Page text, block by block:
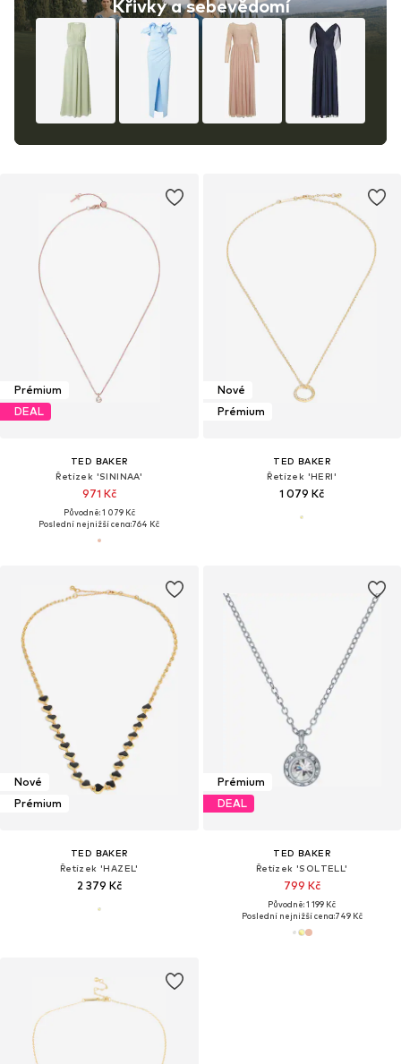
Křivky a sebevědomí
Prémium
DEAL
TED BAKER
Řetízek 'SININAA'
971 Kč
Původně: 1 079 Kč
Poslední nejnižší cena:764 Kč
Nové
Prémium
TED BAKER
Řetízek 'HERI'
1 079 Kč
Nové
Prémium
TED BAKER
Řetízek 'HAZEL'
2 379 Kč
Prémium
DEAL
TED BAKER
Řetízek 'SOLTELL'
799 Kč
Původně: 1 199 Kč
Poslední nejnižší cena:749 Kč